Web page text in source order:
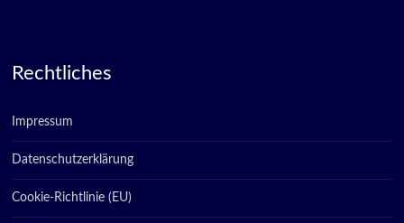
Rechtliches
Impressum
Datenschutzerklärung
Cookie-Richtlinie (EU)